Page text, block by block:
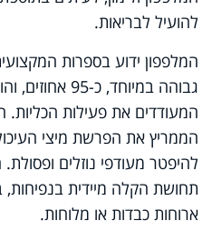
להועיל לבריאות.
המלפפון ידוע בספרות
גבוהה במיוחד,
המעודדים את פעילות הכליות.
הממריץ את הפרשת מיצי
להיפטר מעודפי נוזלים
תחושת הקלה מיידית
ארוחות כבדות או מלוחות.